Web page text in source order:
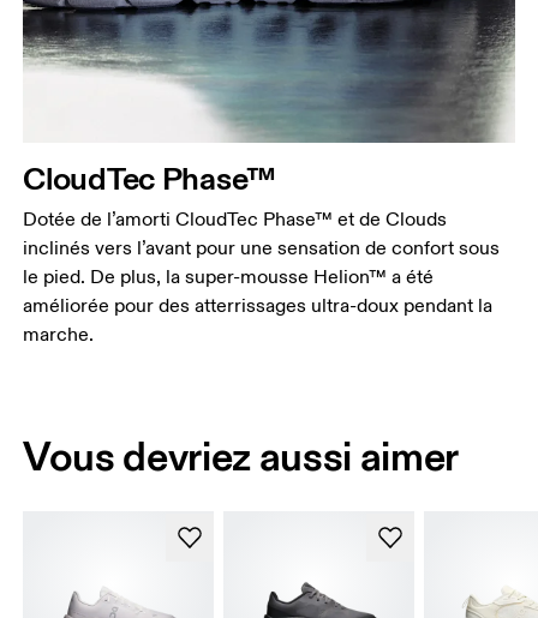
CloudTec Phase™
Dotée de l’amorti CloudTec Phase™ et de Clouds
inclinés vers l’avant pour une sensation de confort sous
le pied. De plus, la super-mousse Helion™ a été
améliorée pour des atterrissages ultra-doux pendant la
marche.
Vous devriez aussi aimer